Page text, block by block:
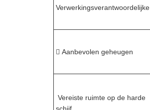
Verwerkingsverantwoordelijke
 Aanbevolen geheugen
️ Vereiste ruimte op de harde